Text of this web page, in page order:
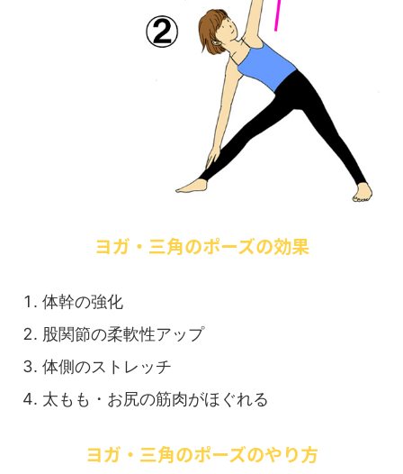
ヨガ・三角のポーズの効果
体幹の強化
股関節の柔軟性アップ
体側のストレッチ
太もも・お尻の筋肉がほぐれる
ヨガ・三角のポーズのやり方